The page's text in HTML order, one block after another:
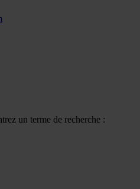
un terme de recherche :